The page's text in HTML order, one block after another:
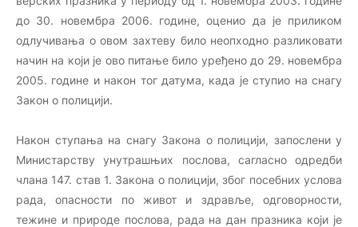
до 30. новембра 2006. године, оценио да је приликом
одлучивања о овом захтеву било неопходно разликовати
начин на који је ово питање било уређено до 29. новембра
2005. године и након тог датума, када је ступио на снагу
Закон о полицији.
Након ступања на снагу Закона о полицији, запослени у
Министарству унутрашњих послова, сагласно одредби
члана 147. став 1. Закона о полицији, због посебних услова
рада, опасности по живот и здравље, одговорности,
тежине и природе послова, рада на дан празника који је